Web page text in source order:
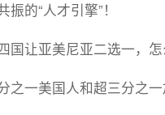
振的“人才引擎”！
让亚美尼亚二选一，怎么回
国人和超三分之一加拿大人感到经济